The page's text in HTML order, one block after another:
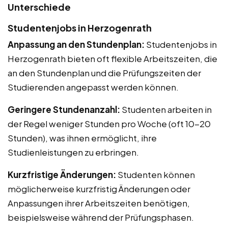
Unterschiede
Studentenjobs in Herzogenrath
Anpassung an den Stundenplan: Studentenjobs in
Herzogenrath bieten oft flexible Arbeitszeiten, die
an den Stundenplan und die Prüfungszeiten der
Studierenden angepasst werden können.
Geringere Stundenanzahl: Studenten arbeiten in
der Regel weniger Stunden pro Woche (oft 10-20
Stunden), was ihnen ermöglicht, ihre
Studienleistungen zu erbringen.
Kurzfristige Änderungen: Studenten können
möglicherweise kurzfristig Änderungen oder
Anpassungen ihrer Arbeitszeiten benötigen,
beispielsweise während der Prüfungsphasen.